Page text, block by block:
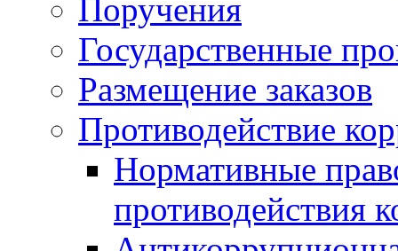
Поручения
Государственные
Размещение заказов
Противодействие
Нормативные
противодействия